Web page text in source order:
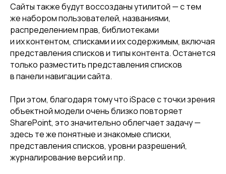
Сайты также будут воссозданы утилитой — с тем
же набором пользователей, названиями,
распределением прав, библиотеками
и их контентом, списками и их содержимым, включая
представления списков и типы контента. Останется
только разместить представления списков
в панели навигации сайта.
При этом, благодаря тому что iSpace с точки зрения
объектной модели очень близко повторяет
SharePoint, это значительно облегчает задачу —
здесь те же понятные и знакомые списки,
представления списков, уровни разрешений,
журналирование версий и пр.